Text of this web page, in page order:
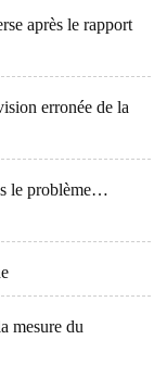
après le rapport
erronée de la
le problème…
mesure du